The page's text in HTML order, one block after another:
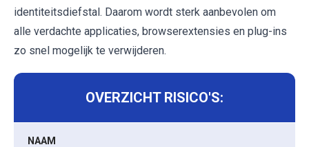
identiteitsdiefstal. Daarom wordt sterk aanbevolen om
alle verdachte applicaties, browserextensies en plug-ins
zo snel mogelijk te verwijderen.
OVERZICHT RISICO'S:
NAAM